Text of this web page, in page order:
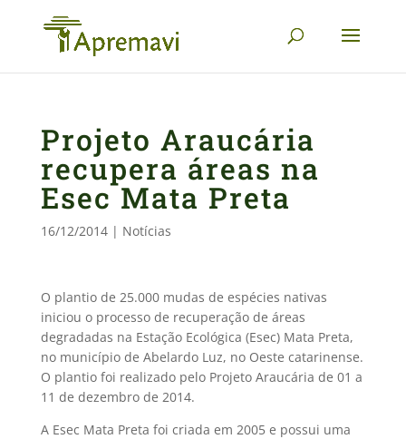
Projeto Araucária
recupera áreas na
Esec Mata Preta
16/12/2014| Notícias
O plantio de 25.000 mudas de espécies nativas
iniciou o processo de recuperação de áreas
degradadas na Estação Ecológica (Esec) Mata Preta,
no município de Abelardo Luz, no Oeste catarinense.
O plantio foi realizado pelo Projeto Araucária de 01 a
11 de dezembro de 2014.
A Esec Mata Preta foi criada em 2005 e possui uma